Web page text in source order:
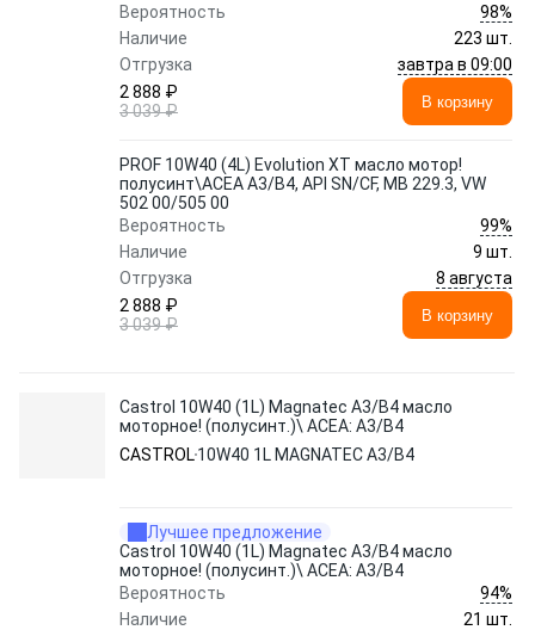
Вероятность
98%
Наличие
223 шт.
Отгрузка
завтра в 09:00
2 888 ₽
3 039 ₽
В корзину
PROF 10W40 (4L) Evolution XT масло мотор!
полусинт\ACEA A3/B4, API SN/CF, MB 229.3, VW
502 00/505 00
Вероятность
99%
Наличие
9 шт.
Отгрузка
8 августа
2 888 ₽
3 039 ₽
В корзину
Castrol 10W40 (1L) Magnatec A3/B4 масло
моторное! (полусинт.)\ ACEA: A3/B4
CASTROL10W40 1L MAGNATEC A3/B4
Лучшее предложение
Castrol 10W40 (1L) Magnatec A3/B4 масло
моторное! (полусинт.)\ ACEA: A3/B4
Вероятность
94%
Наличие
21 шт.